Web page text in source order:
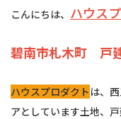
こんにちは、 ハウス
碧南市札木町 戸
ハウスプロダクトは、
アとしています土地、